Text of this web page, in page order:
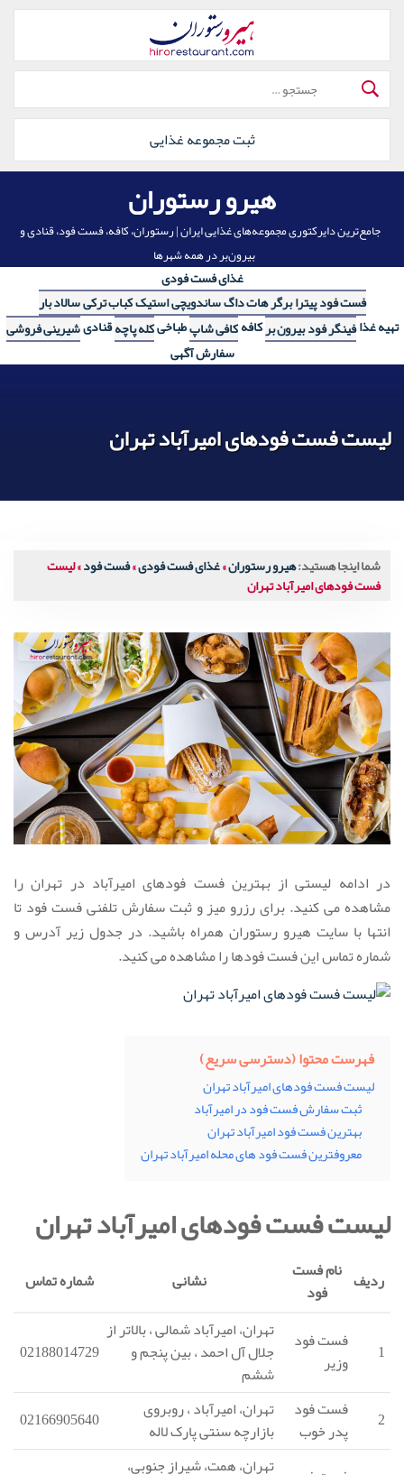
پرش
محتوا
جستجو
برای:
ثبت مجموعه غذایی
هیرو رستوران
جامع‌ترین دایرکتوری مجموعه‌های غذایی ایران | رستوران، کافه، فست فود، قنادی و
بیرون‌بر در همه شهرها
غذای فست فودی
فست فودپیترابرگرهات داگساندویچیاستیککباب ترکیسالاد بار
تهیه غذافینگر فودبیرون برکافهکافی شاپطباخیکله پاچهقنادیشیرینی فروشی
سفارش آگهی
لیست فست فودهای امیرآباد تهران
شما اینجا هستید:هیرو رستوران»غذای فست فودی»فست فود»لیست
فست فودهای امیرآباد تهران
در ادامه لیستی از بهترین فست فودهای امیرآباد در تهران را
مشاهده می کنید. برای رزرو میز و ثبت سفارش تلفنی فست فود تا
انتها با سایت هیرو رستوران همراه باشید. در جدول زیر آدرس و
شماره تماس این فست فودها را مشاهده می کنید.
فهرست محتوا (دسترسی سریع)
لیست فست فودهای امیرآباد تهران
ثبت سفارش فست فود در امیرآباد
بهترین فست فود امیرآباد تهران
معروفترین فست فود های محله امیرآباد تهران
لیست فست فودهای امیرآباد تهران
ردیف نام فست
فود نشانی شماره تماس
1 فست فود
وزیر
تهران، امیرآباد شمالی ، بالاتر از
جلال آل احمد ، بین پنجم و
ششم
02188014729
2 فست فود
پدر خوب
تهران، امیرآباد ، روبروی
بازارچه سنتی پارک لاله 02166905640
تهران، همت، شیراز جنوبی،